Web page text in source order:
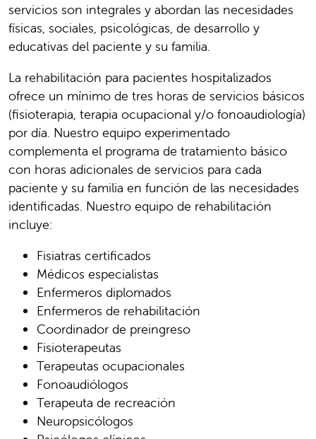
servicios son integrales y abordan las necesidades
físicas, sociales, psicológicas, de desarrollo y
educativas del paciente y su familia.
La rehabilitación para pacientes hospitalizados
ofrece un mínimo de tres horas de servicios básicos
(fisioterapia, terapia ocupacional y/o fonoaudiología)
por día. Nuestro equipo experimentado
complementa el programa de tratamiento básico
con horas adicionales de servicios para cada
paciente y su familia en función de las necesidades
identificadas. Nuestro equipo de rehabilitación
incluye:
Fisiatras certificados
Médicos especialistas
Enfermeros diplomados
Enfermeros de rehabilitación
Coordinador de preingreso
Fisioterapeutas
Terapeutas ocupacionales
Fonoaudiólogos
Terapeuta de recreación
Neuropsicólogos